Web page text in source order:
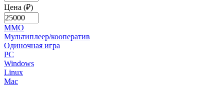
Цена (₽)
MMO
Мультиплеер/кооператив
Одиночная игра
PC
Windows
Linux
Mac